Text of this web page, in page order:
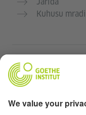
Kuhusu mradi
Kozi za